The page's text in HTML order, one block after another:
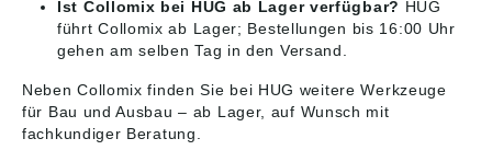
Ist Collomix bei HUG ab Lager verfügbar? HUG
führt Collomix ab Lager; Bestellungen bis 16:00 Uhr
gehen am selben Tag in den Versand.
Neben Collomix finden Sie bei HUG weitereWerkzeuge
für Bau und Ausbau – ab Lager, auf Wunsch mit
fachkundiger Beratung.